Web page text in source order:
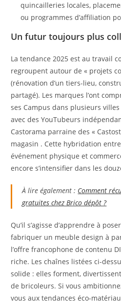
quincailleries locales,
ou programmes d’affiliation
Un futur toujours plus
La tendance 2025 est au travail
regroupent autour de « projets
(rénovation d’un tiers-lieu,
partagé). Les marques l’ont
ses Campus dans plusieurs
avec des YouTubeurs
Castorama parraine des «
magasin . Cette hybridation
événement physique et
encore s’intensifier dans les
À lire également : Comment
gratuites chez Brico dépôt ?
Qu’il s’agisse d’apprendre à
fabriquer un meuble design à
l’offre francophone de contenu
riche. Les chaînes listées ci-
solide : elles forment,
de bricoleurs. Si vous
vous aux tendances éco-